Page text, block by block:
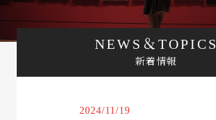
NEWS＆ TOPICS
新着情報
2024/11/19